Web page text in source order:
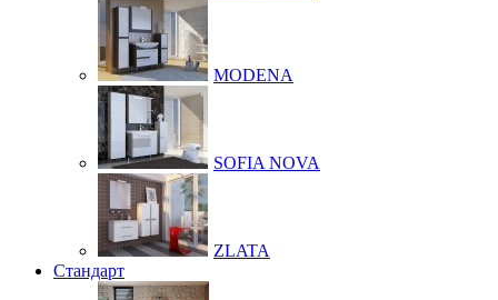
MODENA
SOFIA NOVA
ZLATA
Стандарт